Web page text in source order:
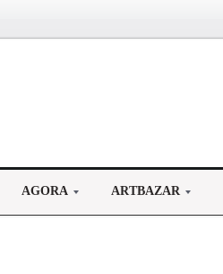
AGORA ARTBAZAR